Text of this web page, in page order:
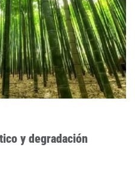
y degradación